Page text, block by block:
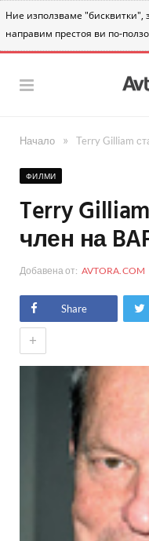
Ние използваме
направим престоя ви по-
Начало » Terry Gilliam
ФИЛМИ
Terry
член на
Добавена от: AVTORA.COM
Share
+